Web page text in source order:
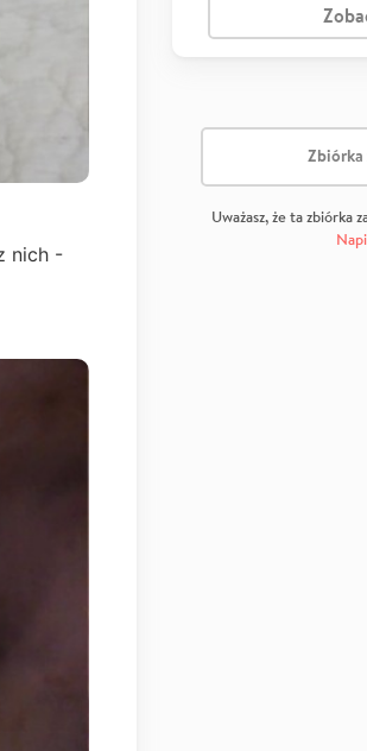
nich -
Zbiórka
Uważasz, że ta zbiórka